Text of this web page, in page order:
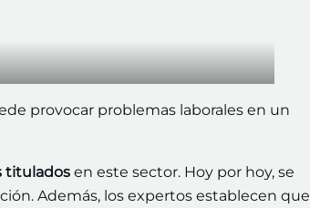
provocar problemas laborales en un
titulados en este sector. Hoy por hoy, se
Además, los expertos establecen que